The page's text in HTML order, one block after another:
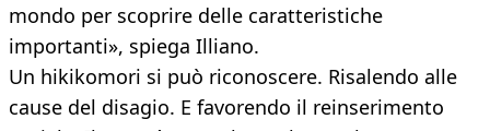
mondo per scoprire delle caratteristiche
importanti», spiega Illiano.
Un hikikomori si può riconoscere. Risalendo alle
cause del disagio. E favorendo il reinserimento